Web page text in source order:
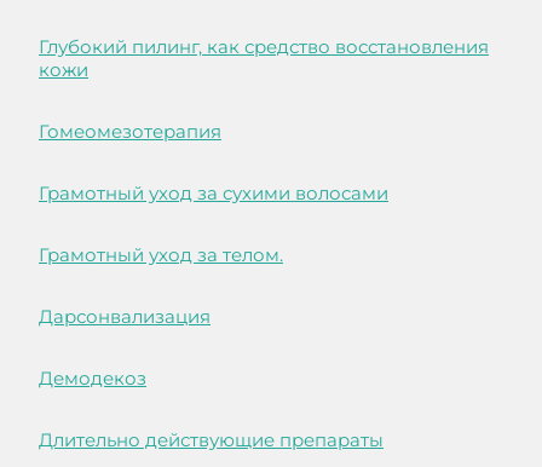
Глубокий пилинг, как средство восстановления
кожи
Гомеомезотерапия
Грамотный уход за сухими волосами
Грамотный уход за телом.
Дарсонвализация
Демодекоз
Длительно действующие препараты